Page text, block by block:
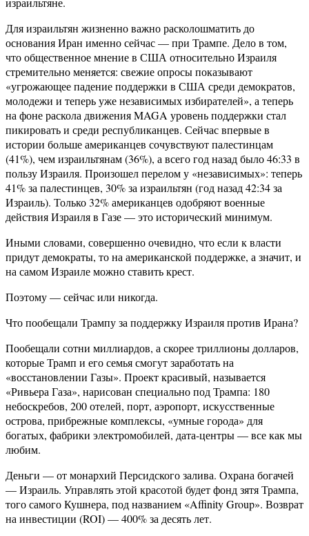
Для израильтян жизненно важно расколошматить до
основания Иран именно сейчас — при Трампе. Дело в том,
что общественное мнение в США относительно Израиля
стремительно меняется: свежие опросы показывают
«угрожающее падение поддержки в США среди демократов,
молодежи и теперь уже независимых избирателей», а теперь
на фоне раскола движения MAGA уровень поддержки стал
пикировать и среди республиканцев. Сейчас впервые в
истории больше американцев сочувствуют палестинцам
(41%), чем израильтянам (36%), а всего год назад было 46:33 в
пользу Израиля. Произошел перелом у «независимых»: теперь
41% за палестинцев, 30% за израильтян (год назад 42:34 за
Израиль). Только 32% американцев одобряют военные
действия Израиля в Газе — это исторический минимум.
Иными словами, совершенно очевидно, что если к власти
придут демократы, то на американской поддержке, а значит, и
на самом Израиле можно ставить крест.
Поэтому — сейчас или никогда.
Что пообещали Трампу за поддержку Израиля против Ирана?
Пообещали сотни миллиардов, а скорее триллионы долларов,
которые Трамп и его семья смогут заработать на
«восстановлении Газы». Проект красивый, называется
«Ривьера Газа», нарисован специально под Трампа: 180
небоскребов, 200 отелей, порт, аэропорт, искусственные
острова, прибрежные комплексы, «умные города» для
богатых, фабрики электромобилей, дата-центры — все как мы
любим.
Деньги — от монархий Персидского залива. Охрана богачей
— Израиль. Управлять этой красотой будет фонд зятя Трампа,
того самого Кушнера, под названием «Affinity Group». Возврат
на инвестиции (ROI) — 400% за десять лет.